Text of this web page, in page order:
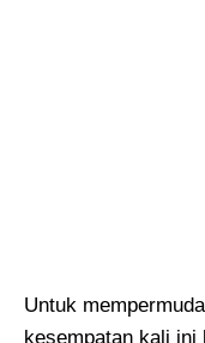
Untuk
kesempatan kali ini